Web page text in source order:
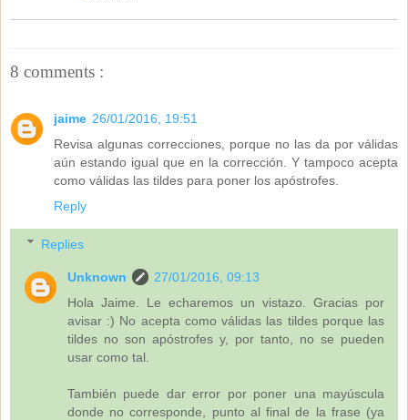
8 comments :
jaime 26/01/2016, 19:51
Revisa algunas correcciones, porque no las da por válidas
aún estando igual que en la corrección. Y tampoco acepta
como válidas las tildes para poner los apóstrofes.
Reply
Replies
Unknown
27/01/2016, 09:13
Hola Jaime. Le echaremos un vistazo. Gracias por
avisar :) No acepta como válidas las tildes porque las
tildes no son apóstrofes y, por tanto, no se pueden
usar como tal.
También puede dar error por poner una mayúscula
donde no corresponde, punto al final de la frase (ya